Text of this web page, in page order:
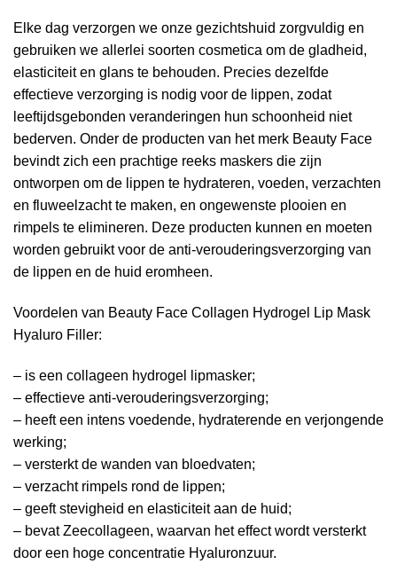
€11,95.€9,95.
Elke dag verzorgen we onze gezichtshuid zorgvuldig en
gebruiken we allerlei soorten cosmetica om de gladheid,
elasticiteit en glans te behouden. Precies dezelfde
effectieve verzorging is nodig voor de lippen, zodat
leeftijdsgebonden veranderingen hun schoonheid niet
bederven. Onder de producten van het merk Beauty Face
bevindt zich een prachtige reeks maskers die zijn
ontworpen om de lippen te hydrateren, voeden, verzachten
en fluweelzacht te maken, en ongewenste plooien en
rimpels te elimineren. Deze producten kunnen en moeten
worden gebruikt voor de anti-verouderingsverzorging van
de lippen en de huid eromheen.
Voordelen van Beauty Face Collagen Hydrogel Lip Mask
Hyaluro Filler:
– is een collageen hydrogel lipmasker;
– effectieve anti-verouderingsverzorging;
– heeft een intens voedende, hydraterende en verjongende
werking;
– versterkt de wanden van bloedvaten;
– verzacht rimpels rond de lippen;
– geeft stevigheid en elasticiteit aan de huid;
– bevat Zeecollageen, waarvan het effect wordt versterkt
door een hoge concentratie Hyaluronzuur.